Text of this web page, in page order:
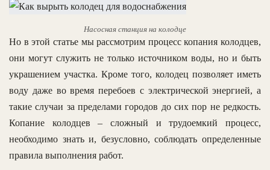
Насосная станция на колодце
Но в этой статье мы рассмотрим процесс копания колодцев,
они могут служить не только источником воды, но и быть
украшением участка. Кроме того, колодец позволяет иметь
воду даже во время перебоев с электрической энергией, а
такие случаи за пределами городов до сих пор не редкость.
Копание колодцев – сложный и трудоемкий процесс,
необходимо знать и, безусловно, соблюдать определенные
правила выполнения работ.